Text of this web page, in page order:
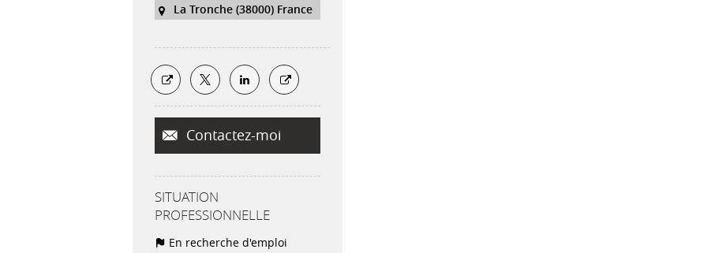
La Tronche (38000) France
Contactez-moi
SITUATION
PROFESSIONNELLE
En recherche d'emploi